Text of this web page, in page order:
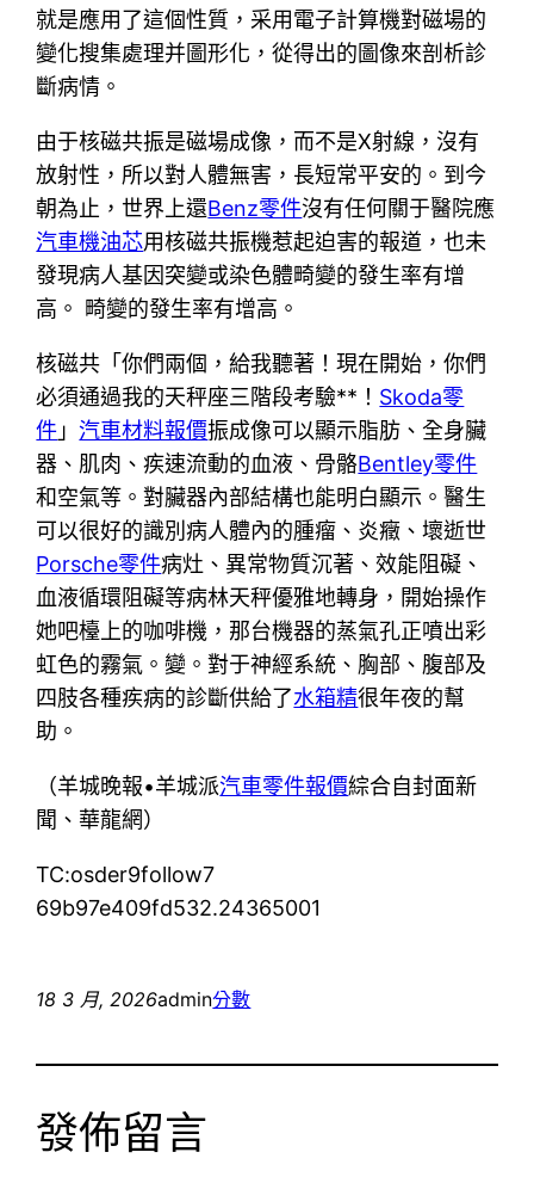
就是應用了這個性質，采用電子計算機對磁場的
變化搜集處理并圖形化，從得出的圖像來剖析診
斷病情。
由于核磁共振是磁場成像，而不是X射線，沒有
放射性，所以對人體無害，長短常平安的。到今
朝為止，世界上還Benz零件沒有任何關于醫院應
汽車機油芯用核磁共振機惹起迫害的報道，也未
發現病人基因突變或染色體畸變的發生率有增
高。 畸變的發生率有增高。
核磁共「你們兩個，給我聽著！現在開始，你們
必須通過我的天秤座三階段考驗**！ Skoda零
件 」汽車材料報價振成像可以顯示脂肪、全身臟
器、肌肉、疾速流動的血液、骨骼Bentley零件
和空氣等。對臟器內部結構也能明白顯示。醫生
可以很好的識別病人體內的腫瘤、炎癥、壞逝世
Porsche零件病灶、異常物質沉著、效能阻礙、
血液循環阻礙等病林天秤優雅地轉身，開始操作
她吧檯上的咖啡機，那台機器的蒸氣孔正噴出彩
虹色的霧氣。變。對于神經系統、胸部、腹部及
四肢各種疾病的診斷供給了水箱精很年夜的幫
助。
（羊城晚報•羊城派汽車零件報價綜合自封面新
聞、華龍網）
TC:osder9follow7
69b97e409fd532.24365001
18 3 月, 2026admin分數
發佈留言